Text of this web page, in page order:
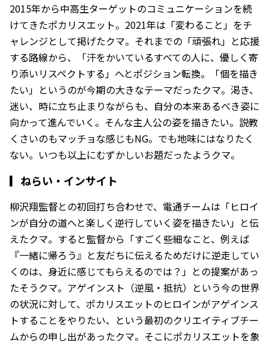
2015年から中高生ターゲットのコミュニケーションを続
けてきたポカリスエット。2021年は「変わること」をチ
ャレンジとして掲げたクマ。それまでの「頑張れ」と応援
する路線から、「汗をかいているすべての人に、優しく寄
り添いリスペクトする」へとポジション転換。「個を描き
たい」というのが今期の大きなテーマだったクマ。渇き、
迷い、時に立ち止まりながらも、自分の本来あるべき姿に
向かって進んでいく。そんな主人公の姿を描きたい。説教
くさいのもマッチョな感じもNG。でも地味にはなりたく
ない。いつも以上にむずかしいお題だったようクマ。
▎ ねらい・インサイト
柳沢翔監督との初回打ち合わせで、電通チームは「ヒロイ
ンが自分の道へと楽しく逆行していく姿を描きたい」と伝
えたクマ。すると監督から「すごく些細なこと、例えば
『一緒に帰ろう』と友だちに伝えるためだけに逆走してい
くのは、身近に感じてもらえるのでは？」との提案があっ
たそうクマ。アゲインスト（逆風・抵抗）という今の世界
の状況に対して、ポカリスエットのヒロインがアゲインス
トすることをやりたい、という最初のクリエイティブチー
ムからの申し出があったクマ。そこにポカリスエットを象